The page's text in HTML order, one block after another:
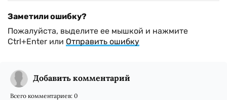
Заметили ошибку?
Пожалуйста, выделите ее мышкой и нажмите
Ctrl+Enter или Отправить ошибку
Добавить комментарий
Всего комментариев: 0